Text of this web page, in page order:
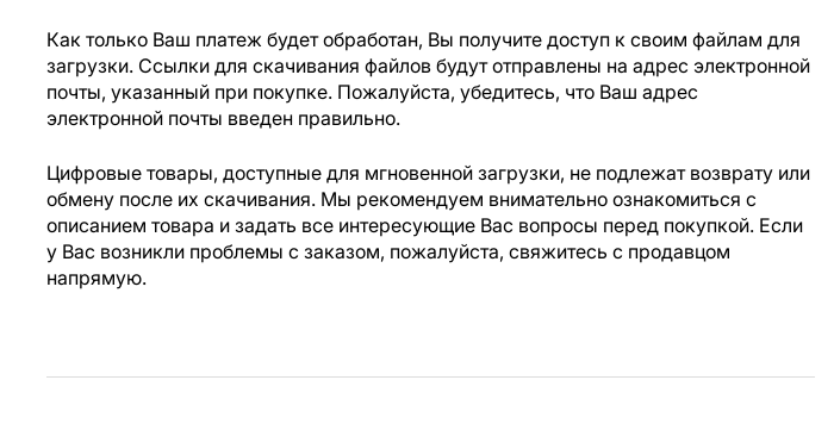
Как только Ваш платеж будет обработан, Вы получите доступ к своим файлам для
загрузки. Ссылки для скачивания файлов будут отправлены на адрес электронной
почты, указанный при покупке. Пожалуйста, убедитесь, что Ваш адрес
электронной почты введен правильно.
Цифровые товары, доступные для мгновенной загрузки, не подлежат возврату или
обмену после их скачивания. Мы рекомендуем внимательно ознакомиться с
описанием товара и задать все интересующие Вас вопросы перед покупкой. Если
у Вас возникли проблемы с заказом, пожалуйста, свяжитесь с продавцом
напрямую.